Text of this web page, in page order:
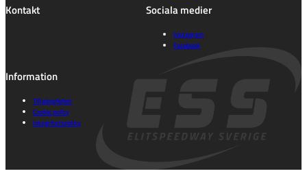
Kontakt Sociala medier
Instagram
Facebook
Information
Tillgänglighet
Cookie policy
Integritetspolicy